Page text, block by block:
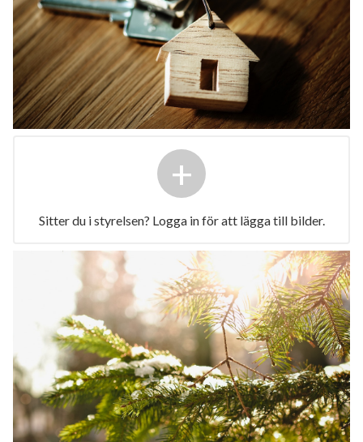
+
Sitter du i styrelsen? Logga in för att lägga till bilder.